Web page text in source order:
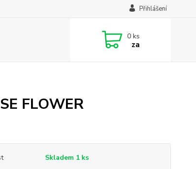
Přihlášení
0 ks
za
FLOWER
Skladem 1 ks